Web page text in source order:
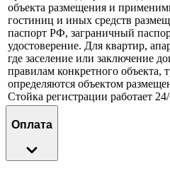
объекта размещения и
гостиниц и иных средств
паспорт РФ, заграничный
удостоверение. Для квартир,
где заселение или заключение
правилам конкретного объекта,
определяются объектом
Стойка регистрации работает
Оплата